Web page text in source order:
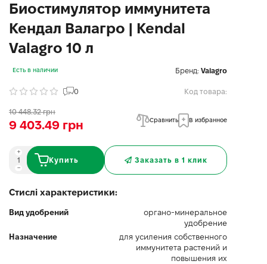
Биостимулятор иммунитета
Кендал Валагро | Kendal
Valagro 10 л
Есть в наличии Бренд: Valagro
0 Код товара:
10 448.32 грн
9 403.49 грн Сравнить В избранное
Купить Заказать в 1 клик
Стислі характеристики:
Вид удобрений
органо-минеральное
удобрение
Назначение
для усиления собственного
иммунитета растений и
повышения их